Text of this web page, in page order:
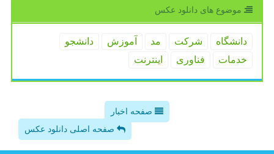
موضوع های دانلود عكس
دانشگاه شركت مد آموزش
دانشجو
خدمات
فناوری اینترنت
صفحه اخبار
صفحه اصلی دانلود عکس